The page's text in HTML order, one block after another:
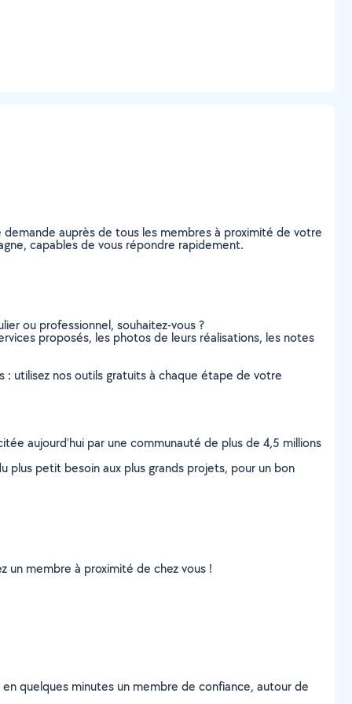
auprès de tous les membres à proximité de votre
capables de vous répondre rapidement.
ou professionnel, souhaitez-vous ?
proposés, les photos de leurs réalisations, les notes
: utilisez nos outils gratuits à chaque étape de votre
aujourd’hui par une communauté de plus de 4,5 millions
plus petit besoin aux plus grands projets, pour un bon
un membre à proximité de chez vous !
quelques minutes un membre de confiance, autour de